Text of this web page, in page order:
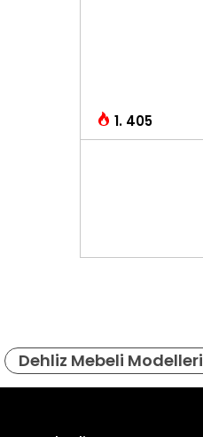
1. 405
Dehliz Mebeli Modelleri